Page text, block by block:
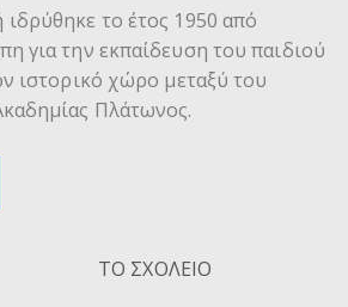
το έτος 1950 από
για την εκπαίδευση του παιδιού
ιστορικό χώρο μεταξύ του
Πλάτωνος.
ΤΟ ΣΧΟΛΕΙΟ